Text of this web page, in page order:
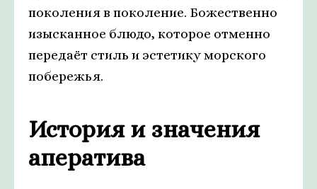
поколения в поколение. Божественно
изысканное блюдо, которое отменно
передаёт стиль и эстетику морского
побережья.
История и значения
аператива